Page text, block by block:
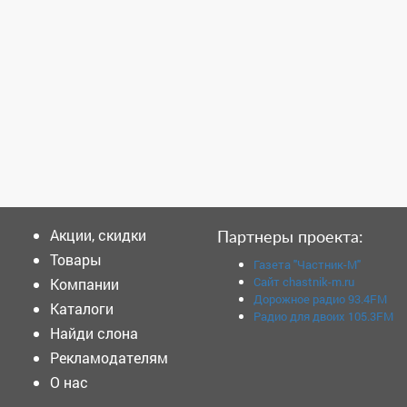
Акции, скидки
Товары
Компании
Каталоги
Найди слона
Рекламодателям
О нас
Партнеры проекта:
Газета "Частник-М"
Сайт chastnik-m.ru
Дорожное радио 93.4FM
Радио для двоих 105.3FM